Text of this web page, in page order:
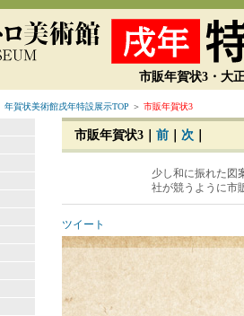
市販年賀状3・大
年賀状美術館戌年特設展示TOP ＞ 市販年賀状3
市販年賀状3｜ 前 次
少し和に振れた図
社が競うように市
ツイート